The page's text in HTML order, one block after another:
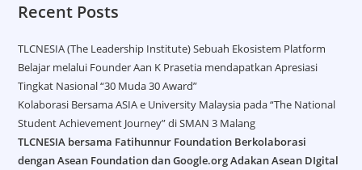
Recent Posts
TLCNESIA (The Leadership Institute) Sebuah Ekosistem Platform
Belajar melalui Founder Aan K Prasetia mendapatkan Apresiasi
Tingkat Nasional “30 Muda 30 Award”
Kolaborasi Bersama ASIA e University Malaysia pada “The National
Student Achievement Journey” di SMAN 3 Malang
TLCNESIA bersama Fatihunnur Foundation Berkolaborasi
dengan Asean Foundation dan Google.org Adakan Asean DIgital